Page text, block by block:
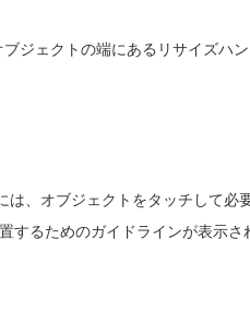
ジェクトの端にあるリサイズハ
は、オブジェクトをタッチして必
るためのガイドラインが表示さ